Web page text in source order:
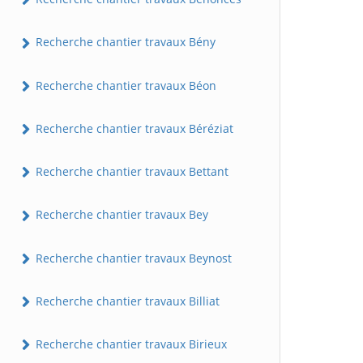
Recherche chantier travaux Bény
Recherche chantier travaux Béon
Recherche chantier travaux Béréziat
Recherche chantier travaux Bettant
Recherche chantier travaux Bey
Recherche chantier travaux Beynost
Recherche chantier travaux Billiat
Recherche chantier travaux Birieux